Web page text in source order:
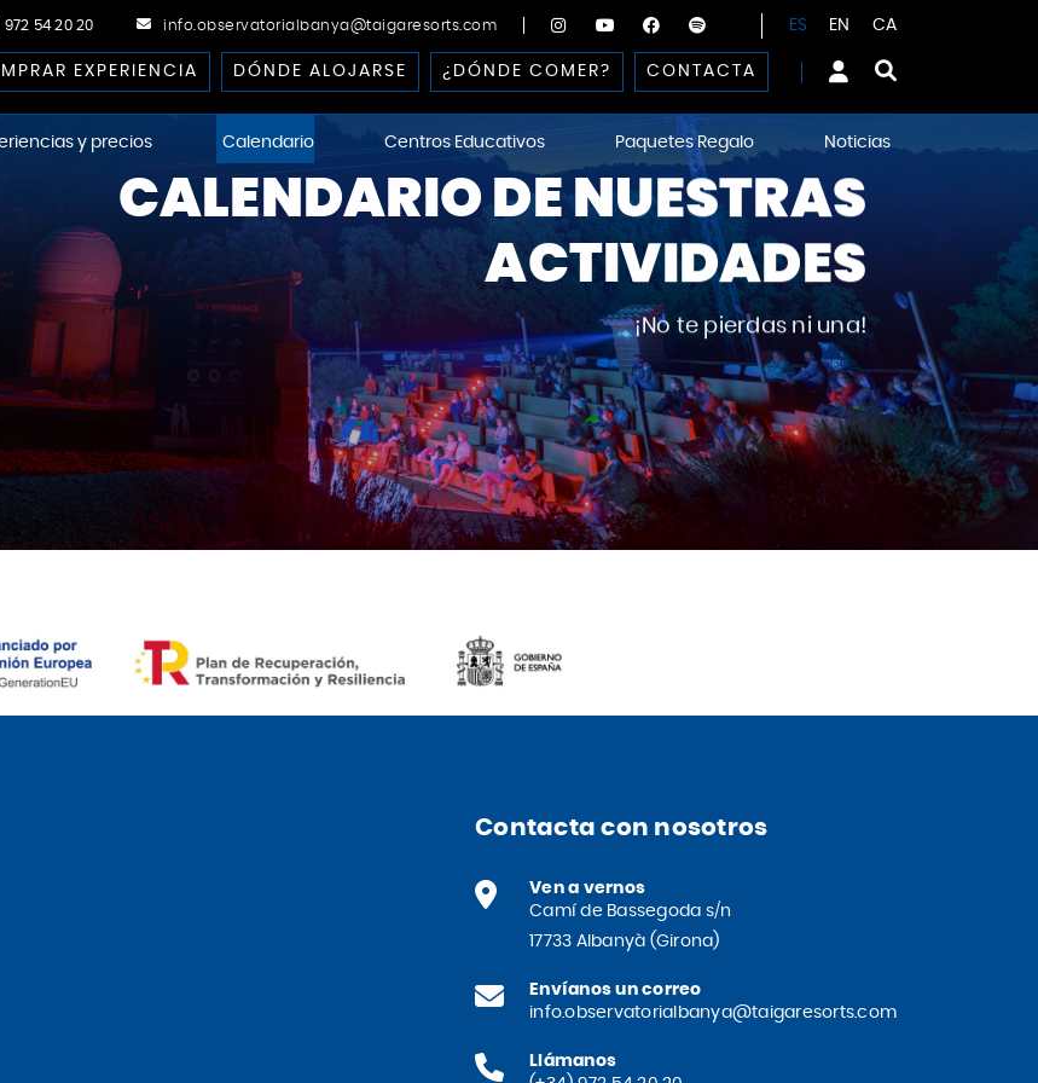
54 20 20 info.observatorialbanya@taigaresorts.com ES EN CA
EXPERIENCIA DÓNDE ALOJARSE ¿DÓNDE COMER? CONTACTA
Dark-
y precios Calendario Centros Educativos Paquetes Regalo Noticias
CALENDARIO DE NUESTRAS
ACTIVIDADES
¡No te pierdas ni una!
Contacta con nosotros
Ven a vernos
Camí de Bassegoda s/n
17733 Albanyà (Girona)
Envíanos un correo
info.observatorialbanya@taigaresorts.com
Llámanos